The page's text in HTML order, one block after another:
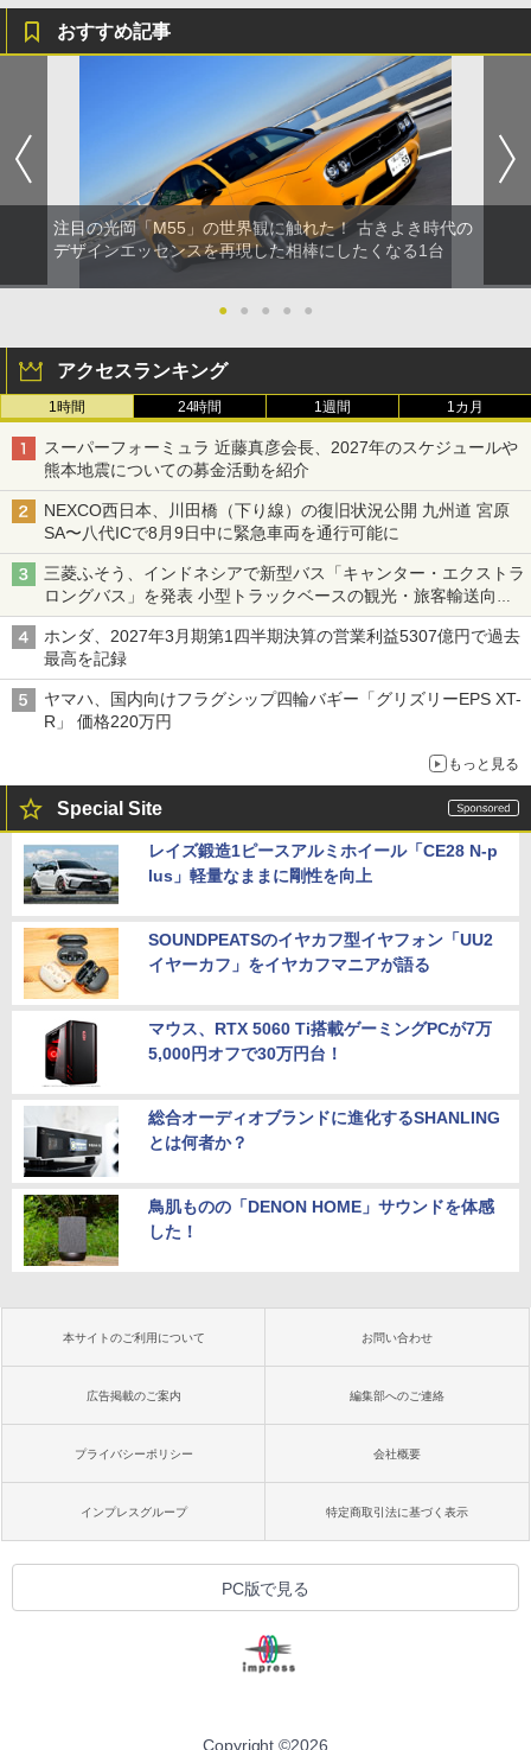
おすすめ記事
注目の光岡「M55」の世界観に触れた！ 古きよき時代の
デザインエッセンスを再現した相棒にしたくなる1台
● ● ● ● ●
アクセスランキング
1時間 24時間 1週間 1カ月
スーパーフォーミュラ 近藤真彦会長、2027年のスケジュールや
熊本地震についての募金活動を紹介
NEXCO西日本、川田橋（下り線）の復旧状況公開 九州道 宮原
SA〜八代ICで8月9日中に緊急車両を通行可能に
三菱ふそう、インドネシアで新型バス「キャンター・エクストラ
ロングバス」を発表 小型トラックベースの観光・旅客輸送向け
バス
ホンダ、2027年3月期第1四半期決算の営業利益5307億円で過去
最高を記録
ヤマハ、国内向けフラグシップ四輪バギー「グリズリーEPS XT-
R」 価格220万円
もっと見る
Special Site
レイズ鍛造1ピースアルミホイール「CE28 N-p
lus」軽量なままに剛性を向上
SOUNDPEATSのイヤカフ型イヤフォン「UU2
イヤーカフ」をイヤカフマニアが語る
マウス、RTX 5060 Ti搭載ゲーミングPCが7万
5,000円オフで30万円台！
総合オーディオブランドに進化するSHANLING
とは何者か？
鳥肌ものの「DENON HOME」サウンドを体感
した！
本サイトのご利用について お問い合わせ
広告掲載のご案内 編集部へのご連絡
プライバシーポリシー 会社概要
インプレスグループ 特定商取引法に基づく表示
PC版で見る
Copyright ©2026